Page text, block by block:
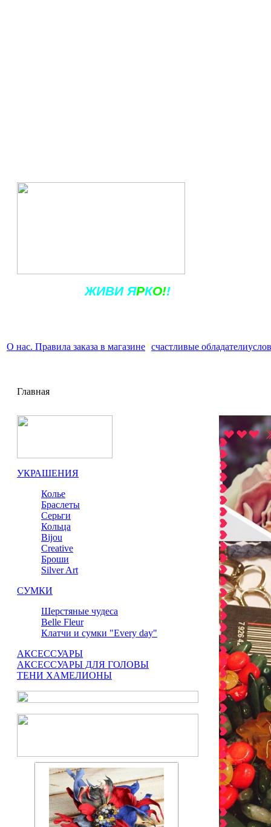
ЖИВИ ЯРКО!!
О нас. Правила заказа в магазине счастливые обладатели
Главная
УКРАШЕНИЯ
Колье
Браслеты
Серьги
Кольца
Bijou
Сreative
Броши
Silver Art
СУМКИ
Шерстяные чудеса
Belle Fleur
Клатчи и сумки "Every day"
АКСЕССУАРЫ
АКСЕССУАРЫ ДЛЯ ГОЛОВЫ
ТЕНИ ХАМЕЛИОНЫ